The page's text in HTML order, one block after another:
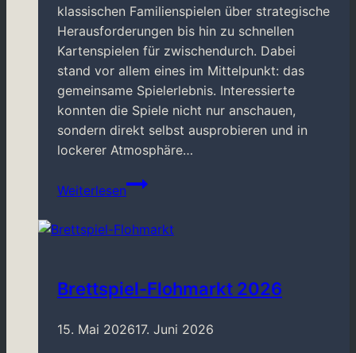
klassischen Familienspielen über strategische
Herausforderungen bis hin zu schnellen
Kartenspielen für zwischendurch. Dabei
stand vor allem eines im Mittelpunkt: das
gemeinsame Spielerlebnis. Interessierte
konnten die Spiele nicht nur anschauen,
sondern direkt selbst ausprobieren und in
lockerer Atmosphäre…
Weiterlesen
BCN
beim
Freiluftmarkt
in
Brettspiel-Flohmarkt 2026
15. Mai 202617. Juni 2026